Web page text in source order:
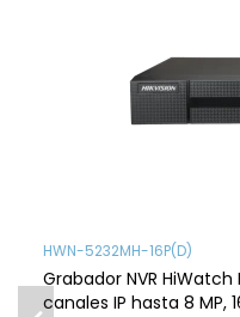
HWN-5232MH-16P(D)
Grabador NVR
canales IP hasta 8 MP,